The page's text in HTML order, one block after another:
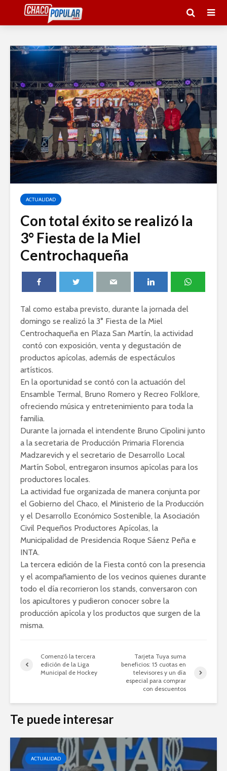
ACTUALIDAD
Con total éxito se realizó la
3° Fiesta de la Miel
Centrochaqueña
Tal como estaba previsto, durante la jornada del
domingo se realizó la 3° Fiesta de la Miel
Centrochaqueña en Plaza San Martín, la actividad
contó con exposición, venta y degustación de
productos apícolas, además de espectáculos
artísticos.
En la oportunidad se contó con la actuación del
Ensamble Termal, Bruno Romero y Recreo Folklore,
ofreciendo música y entretenimiento para toda la
familia.
Durante la jornada el intendente Bruno Cipolini junto
a la secretaria de Producción Primaria Florencia
Madzarevich y el secretario de Desarrollo Local
Martín Sobol, entregaron insumos apícolas para los
productores locales.
La actividad fue organizada de manera conjunta por
el Gobierno del Chaco, el Ministerio de la Producción
y el Desarrollo Económico Sostenible, la Asociación
Civil Pequeños Productores Apícolas, la
Municipalidad de Presidencia Roque Sáenz Peña e
INTA.
La tercera edición de la Fiesta contó con la presencia
y el acompañamiento de los vecinos quienes durante
todo el día recorrieron los stands, conversaron con
los apicultores y pudieron conocer sobre la
producción apícola y los productos que surgen de la
misma.
Comenzó la tercera
edición de la Liga
Municipal de Hockey
Tarjeta Tuya suma
beneficios: 15 cuotas en
televisores y un día
especial para comprar
con descuentos
Te puede interesar
ACTUALIDAD